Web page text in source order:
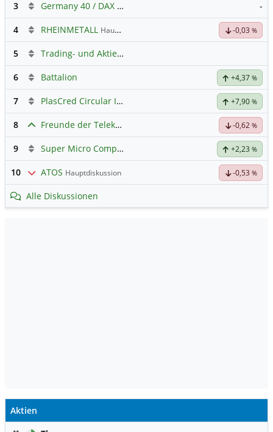
3 Germany 40 / DAX Prognose -
4 RHEINMETALL Hauptdiskussion -0,03 %
5 Trading- und Aktien-Chat
6 Battalion +4,37 %
7 PlasCred Circular Innovations +7,90 %
8 Freunde der Telekom -0,62 %
9 Super Micro Computer +2,23 %
10 ATOS Hauptdiskussion -0,53 %
Alle Diskussionen
Aktien